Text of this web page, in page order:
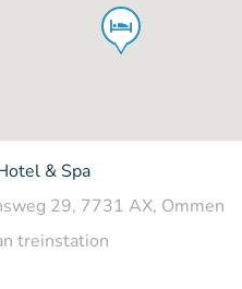
& Spa
29, 7731 AX, Ommen
treinstation